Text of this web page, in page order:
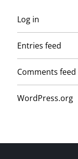
Log in
Entries feed
Comments feed
WordPress.org